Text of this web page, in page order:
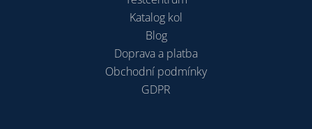
Katalog kol
Blog
Doprava a platba
Obchodní podmínky
GDPR